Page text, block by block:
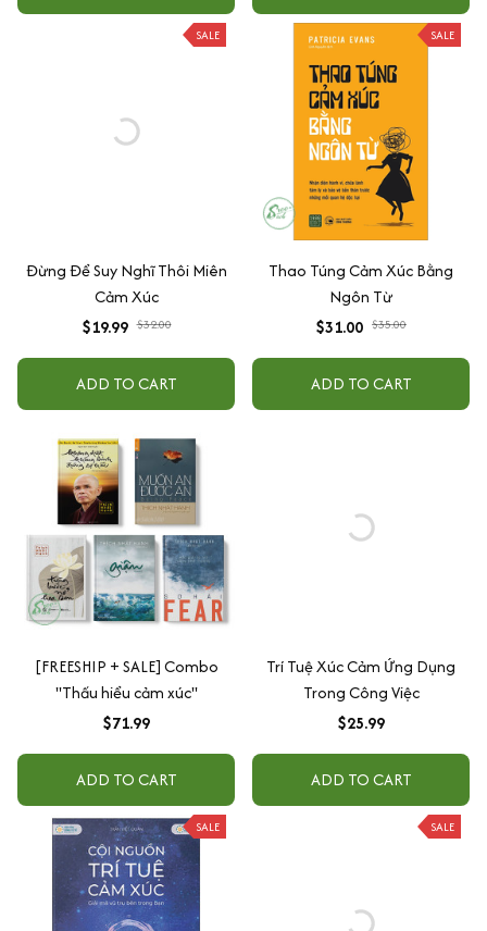
SALE
Đừng Để Suy Nghĩ Thôi Miên
Cảm Xúc
$19.99 $32.00
ADD TO CART
SALE
Thao Túng Cảm Xúc Bằng
Ngôn Từ
$31.00 $35.00
ADD TO CART
[FREESHIP + SALE] Combo
"Thấu hiểu cảm xúc"
$71.99
ADD TO CART
Trí Tuệ Xúc Cảm Ứng Dụng
Trong Công Việc
$25.99
ADD TO CART
SALE SALE